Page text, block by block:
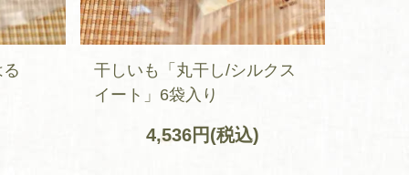
干しいも「丸干し/シルクス
イート」6袋入り
4,536円(税込)